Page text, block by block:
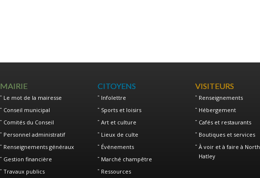
MAIRIE
Le mot de la mairesse
Conseil municipal
Comités du Conseil
Personnel administratif
Renseignements généraux
Gestion financière
Travaux publics
CITOYENS
Infolettre
Sports et loisirs
Art et culture
Lieux de culte
Événements
Marché champêtre
Ressources
VISITEURS
Renseignements
Hébergement
Cafés et restaurants
Boutiques et services
À voir et à faire à North
Hatley